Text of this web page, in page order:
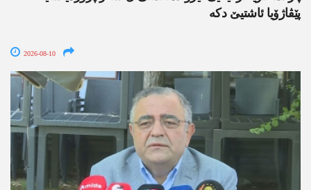
پێڤاژۆیا ئاشتیێ دکە
2026-08-10